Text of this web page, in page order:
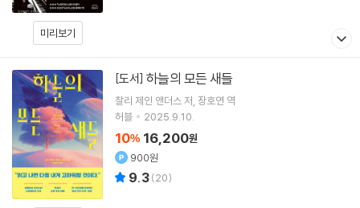
미리보기
[도서] 하늘의 모든 새들
찰리 제인 앤더스 저 장호연 역
허블
2025.9.10.
10% 16,200원
900원
9.3(20)